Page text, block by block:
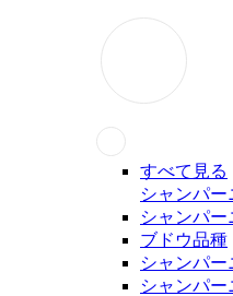
すべて見る
シャンパ
シャンパ
ブドウ品種
シャンパー
シャンパ